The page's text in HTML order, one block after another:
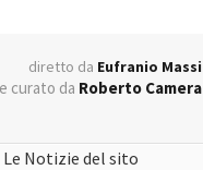
diretto da Eufranio Massi
curato da Roberto Camera
Le Notizie del sito